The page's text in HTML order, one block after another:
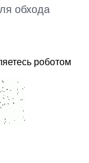
обхода
роботом